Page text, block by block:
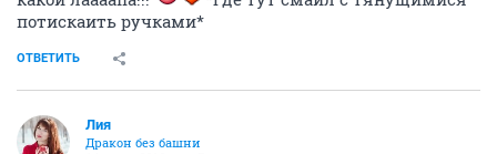
потискаить ручками*
ОТВЕТИТЬ
Лия
Дракон без башни